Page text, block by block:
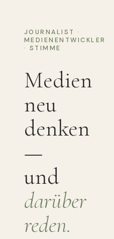
JOURNALIST ·
MEDIENENTWICKLER
· STIMME
Medien
neu
denken
—
und
darüber
reden.